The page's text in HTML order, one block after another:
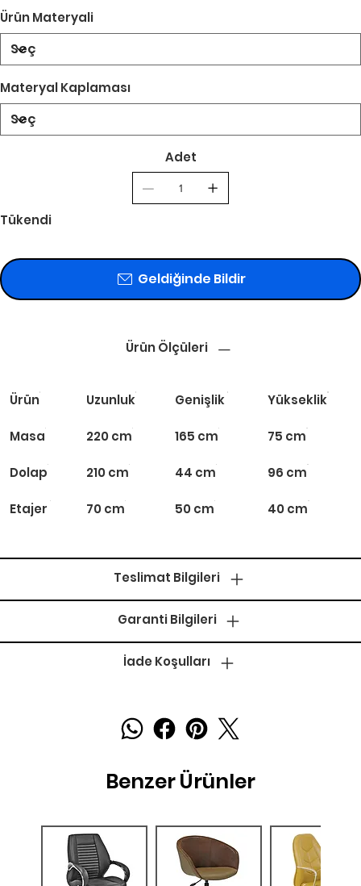
Ürün Materyali
Materyal Kaplaması
Adet
Tükendi
Geldiğinde Bildir
Ürün Ölçüleri
Ürün Uzunluk Genişlik Yükseklik
Masa 220 cm 165 cm 75 cm
Dolap 210 cm 44 cm 96 cm
Etajer 70 cm 50 cm 40 cm
Teslimat Bilgileri
Garanti Bilgileri
İade Koşulları
Benzer Ürünler